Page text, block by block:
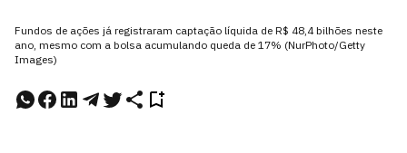
Fundos de ações já registraram captação líquida de R$ 48,4 bilhões neste
ano, mesmo com a bolsa acumulando queda de 17% (NurPhoto/Getty
Images)